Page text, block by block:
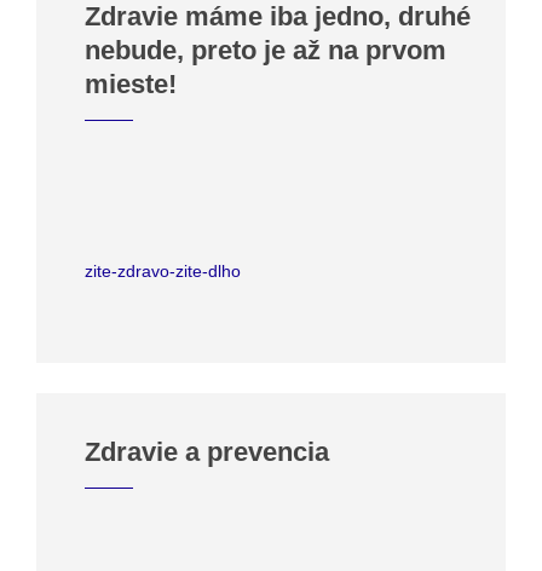
Zdravie máme iba jedno, druhé
nebude, preto je až na prvom
mieste!
zite-zdravo-zite-dlho
Zdravie a prevencia